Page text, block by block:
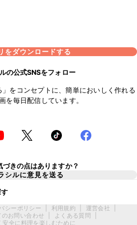
をダウンロードする
の公式SNSをフォロー
」をコンセプトに、簡単においしく作れる
を毎日配信しています。
づきの点はありますか？
シルに意見を送る
シーポリシー 利用規約 運営会社
お問い合わせ
よくある質問
安全に料理を楽しむために